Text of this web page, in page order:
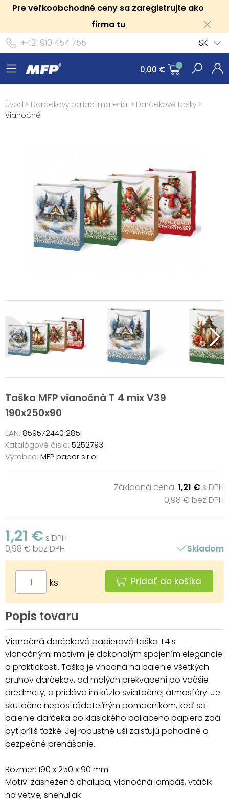
Pre veľkoobchodné ceny sa zaregistrujte ako
firma tu
+421 910 454 755
SK
0,00 €
Úvod > Darčekový baliaci materiál > Darčekové tašky >
Vianočné
Taška MFP vianočná T 4 mix V39
190x250x90
EAN: 8595724401285
Katalógové čislo: 5252793
Výrobca: MFP paper s.r.o.
Základná cena: 1,21 € s DPH
0,98 € bez DPH
1,21 € s DPH
0,98 € bez DPH
Skladom
ks Pridať do košíka
Popis tovaru
Vianočná darčeková papierová taška T4 s
vianočnými motívmi je dokonalým spojením elegancie
a praktickosti. Taška je vhodná na balenie všetkých
druhov darčekov, od malých prekvapení po väčšie
predmety, a pridáva im kúzlo sviatočnej atmosféry. Je
skutočne nepostrádateľným pomocníkom, keď sa
balenie darčeka do klasického baliaceho papiera zdá
byť príliš ťažké. Jej robustné uši zaisťujú pohodlné a
bezpečné prenášanie.
Rozmer: 190 x 250 x 90 mm
Motív: zasnežená chalupa, vianočná lampáš, vtáčik
na vetve, snehuliak